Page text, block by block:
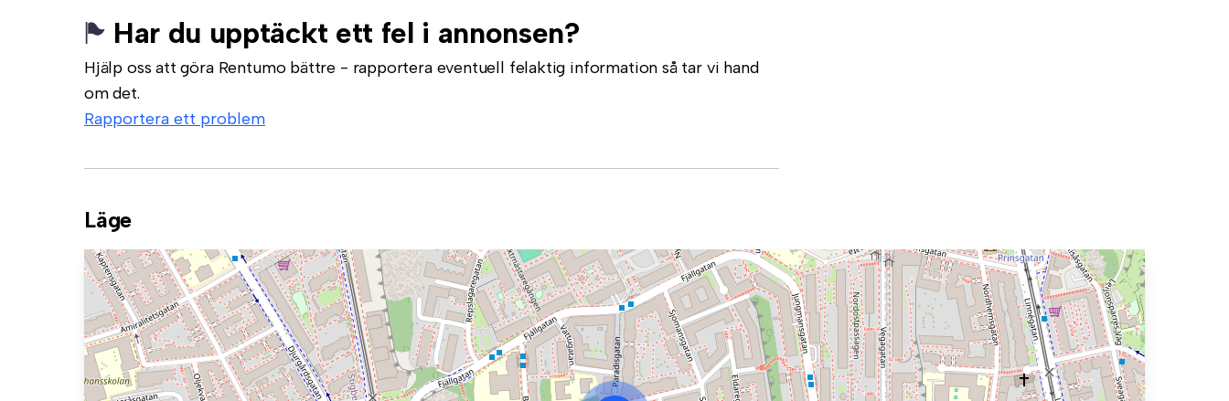
Har du upptäckt ett fel i annonsen?
Hjälp oss att göra Rentumo bättre - rapportera eventuell felaktig information så tar vi hand
om det.
Rapportera ett problem
Läge